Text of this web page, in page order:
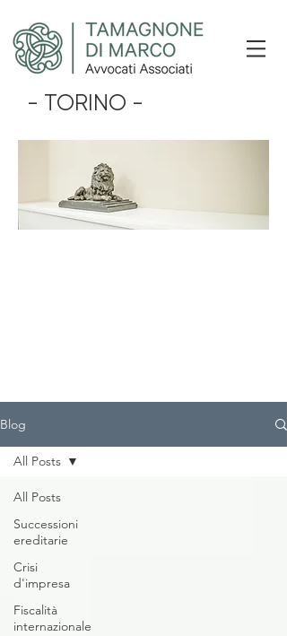
- TORINO -
Blog
All Posts
Successioni
ereditarie
Crisi
d'impresa
Fiscalità
internazionale
All Posts